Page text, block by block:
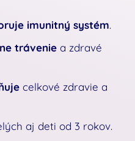
imunitný systém.
tráveniea zdravé
celkové zdravie a
aj deti od 3 rokov.